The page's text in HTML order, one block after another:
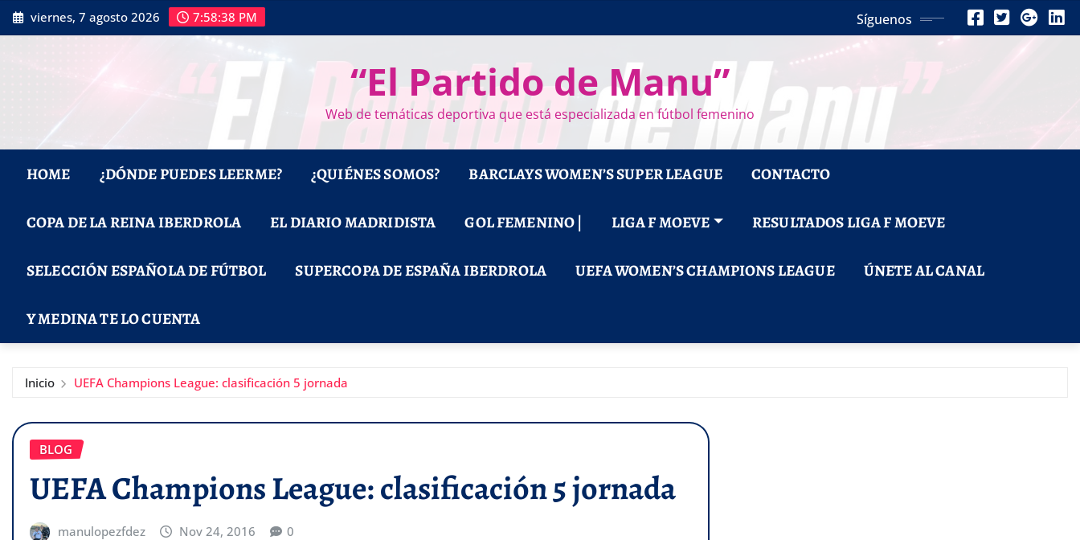
Saltar
al
viernes, 7 agosto 2026 7:58:39 PM Síguenos
“El Partido de Manu”
Web de temáticas deportiva que está especializada en fútbol femenino
HOME ¿DÓNDE PUEDES LEERME? ¿QUIÉNES SOMOS? BARCLAYS WOMEN’S SUPER LEAGUE CONTACTO
COPA DE LA REINA IBERDROLA EL DIARIO MADRIDISTA GOL FEMENINO | LIGA F MOEVE RESULTADOS LIGA F MOEVE
SELECCIÓN ESPAÑOLA DE FÚTBOL SUPERCOPA DE ESPAÑA IBERDROLA UEFA WOMEN’S CHAMPIONS LEAGUE ÚNETE AL CANAL
Y MEDINA TE LO CUENTA
Inicio UEFA Champions League: clasificación 5 jornada
BLOG
UEFA Champions League: clasificación 5 jornada
manulopezfdez Nov 24, 2016 0